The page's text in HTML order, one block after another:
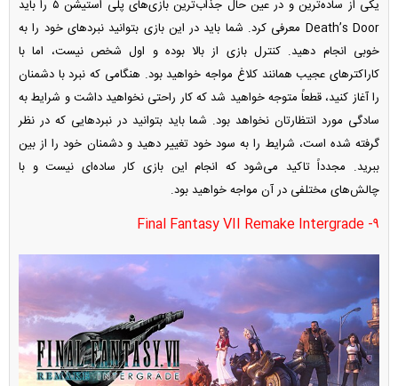
یکی از ساده‌ترین و در عین حال جذاب‌ترین بازی‌های پلی استیشن ۵ را باید
Death’s Door معرفی کرد. شما باید در این بازی بتوانید نبرد‌های خود را به
خوبی انجام دهید. کنترل بازی از بالا بوده و اول شخص نیست، اما با
کاراکتر‌های عجیب همانند کلاغ مواجه خواهید بود. هنگامی که نبرد با دشمنان
را آغاز کنید، قطعاً متوجه خواهید شد که کار راحتی نخواهید داشت و شرایط به
سادگی مورد انتظارتان نخواهد بود. شما باید بتوانید در نبرد‌هایی که در نظر
گرفته شده است، شرایط را به سود خود تغییر دهید و دشمنان خود را از بین
ببرید. مجدداً تاکید می‌شود که انجام این بازی کار ساده‌ای نیست و با
چالش‌های مختلفی در آن مواجه خواهید بود.
۹- Final Fantasy VII Remake Intergrade